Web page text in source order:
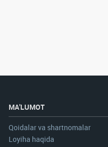
MA'LUMOT
Qoidalar va shartnomalar
Loyiha haqida